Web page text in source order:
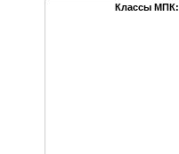
Классы МПК: